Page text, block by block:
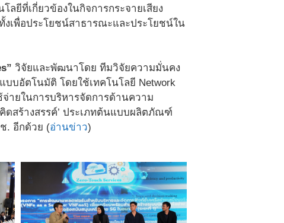
ยีที่เกี่ยวข้องในกิจการกระจายเสียง
เพื่อประโยชน์สาธารณะและประโยชน์ใน
วิจัยและพัฒนาโดย ทีมวิจัยความมั่นคง
บบอัตโนมัติ โดยใช้เทคโนโลยี Network
จ่ายในการบริหารจัดการด้านความ
ดสร้างสรรค์’ ประเภทต้นแบบผลิตภัณฑ์
. อีกด้วย (อ่านข่าว)